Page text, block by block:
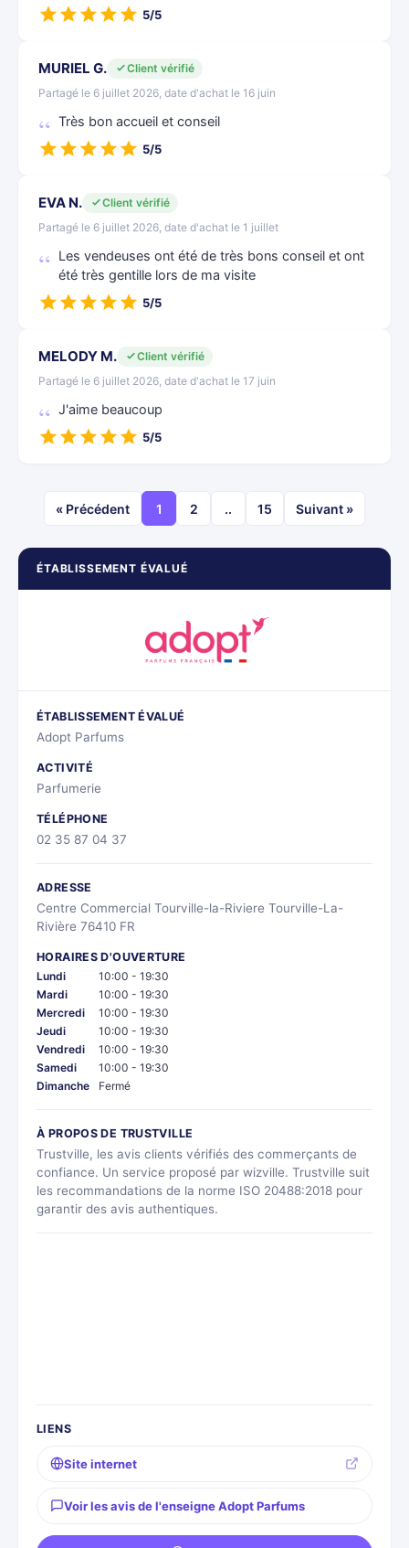
ÉTABLISSEMENT ÉVALUÉ
ÉTABLISSEMENT ÉVALUÉ
Adopt Parfums
ACTIVITÉ
Parfumerie
TÉLÉPHONE
02 35 87 04 37
ADRESSE
Centre Commercial Tourville-la-Riviere Tourville-La-
Rivière 76410 FR
HORAIRES D'OUVERTURE
Lundi
10:00 - 19:30
Mardi
10:00 - 19:30
Mercredi
10:00 - 19:30
Jeudi
10:00 - 19:30
Vendredi
10:00 - 19:30
Samedi
10:00 - 19:30
Dimanche
Fermé
À PROPOS DE TRUSTVILLE
Trustville, les avis clients vérifiés des commerçants de
confiance. Un service proposé par wizville. Trustville suit
les recommandations de la norme ISO 20488:2018 pour
garantir des avis authentiques.
LIENS
Site internet
Voir les avis de l'enseigne Adopt Parfums
5/5
MURIEL G.
Client vérifié
Partagé le 6 juillet 2026, date d'achat le 16 juin
Très bon accueil et conseil
5/5
EVA N.
Client vérifié
Partagé le 6 juillet 2026, date d'achat le 1 juillet
Les vendeuses ont été de très bons conseil et ont
été très gentille lors de ma visite
5/5
MELODY M.
Client vérifié
Partagé le 6 juillet 2026, date d'achat le 17 juin
J'aime beaucoup
5/5
« Précédent 1 2 .. 15 Suivant »